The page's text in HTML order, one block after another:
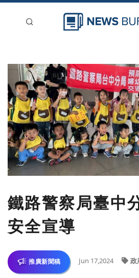
新聞稿分類
登入
刊登
鐵路警察局臺中
安全宣導
推廣新聞稿 Jun 17,2024 政